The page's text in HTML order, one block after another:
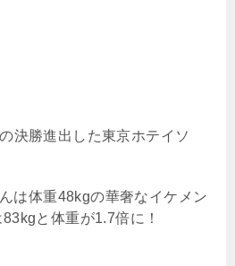
決勝進出した東京ホテイソ
は体重48kgの華奢なイケメン
83kgと体重が1.7倍に！